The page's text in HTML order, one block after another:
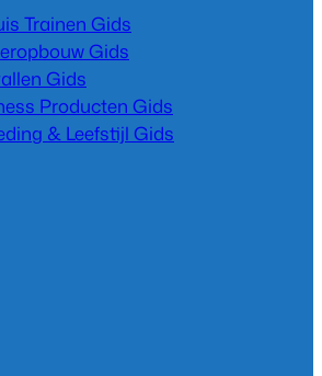
Trainen Gids
Gids
Gids
Producten Gids
& Leefstijl Gids